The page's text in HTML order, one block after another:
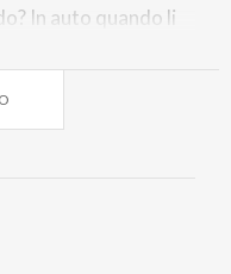
In auto quando li